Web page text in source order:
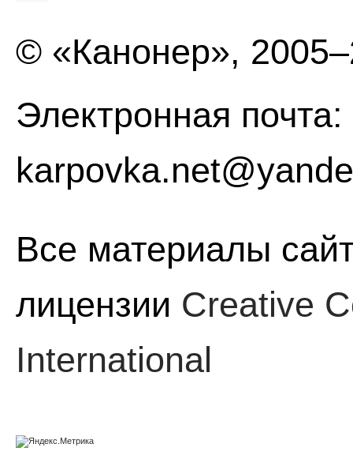
© «Канонер»,
Электронная почта:
Все материалы
лицензии Creative
International